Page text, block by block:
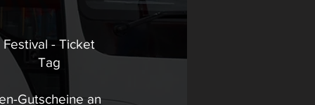
Festival - Ticket
Tag
Gutscheine an